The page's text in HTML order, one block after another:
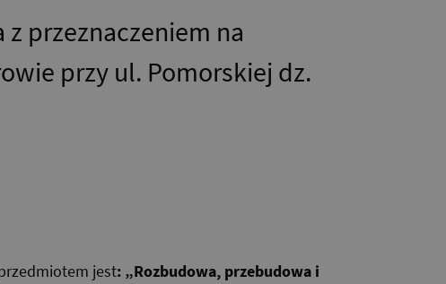
przeznaczeniem na
przy ul. Pomorskiej dz.
jest: „Rozbudowa, przebudowa i